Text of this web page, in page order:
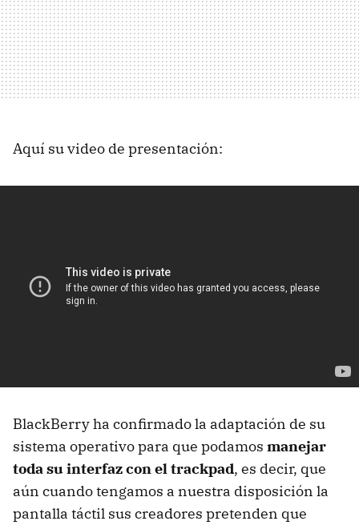
Aquí su video de presentación:
BlackBerry ha confirmado la adaptación de su
sistema operativo para que podamos manejar
toda su interfaz con el trackpad, es decir, que
aún cuando tengamos a nuestra disposición la
pantalla táctil sus creadores pretenden que